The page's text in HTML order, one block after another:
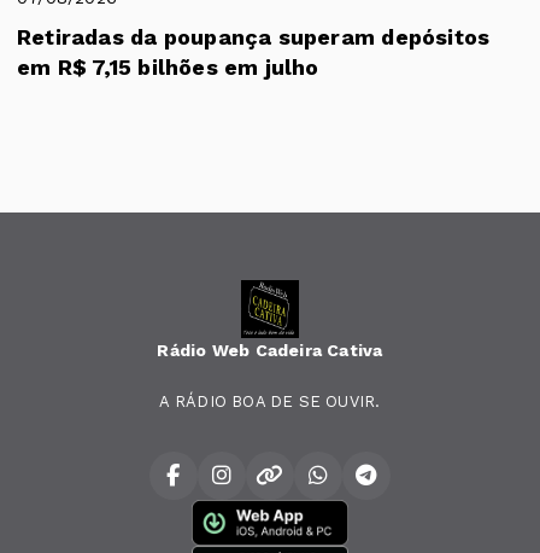
Retiradas da poupança superam depósitos
em R$ 7,15 bilhões em julho
Rádio Web Cadeira Cativa
A RÁDIO BOA DE SE OUVIR.